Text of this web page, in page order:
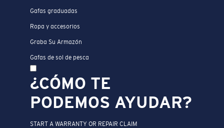
Gafas graduadas
Ropa y accesorios
Graba Su Armazón
Gafas de sol de pesca
¿CÓMO TE
PODEMOS AYUDAR?
START A WARRANTY OR REPAIR CLAIM